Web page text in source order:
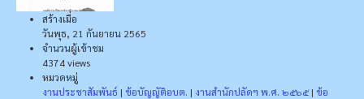
สร้างเมื่อ
วันพุธ, 21 กันยายน 2565
จำนวนผู้เข้าชม
4374 views
หมวดหมู่
งานประชาสัมพันธ์ | ข้อบัญญัติอบต. | งานสำนักปลัดฯ พ.ศ. ๒๕๖๕| ข้อ